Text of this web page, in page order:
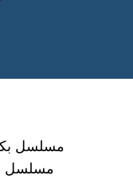
مسلسل
مسلسل